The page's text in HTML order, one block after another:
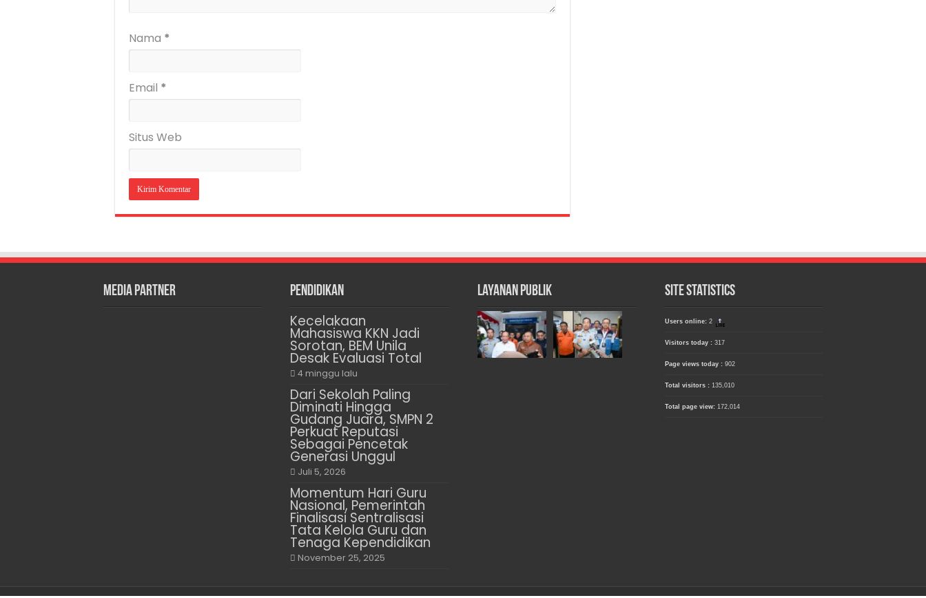
Nama *
Email *
Situs Web
Media Partner Pendidikan
Kecelakaan
Mahasiswa KKN Jadi
Sorotan, BEM Unila
Desak Evaluasi Total
4 minggu lalu
Dari Sekolah Paling
Diminati Hingga
Gudang Juara, SMPN 2
Perkuat Reputasi
Sebagai Pencetak
Generasi Unggul
Juli 5, 2026
Momentum Hari Guru
Nasional, Pemerintah
Finalisasi Sentralisasi
Tata Kelola Guru dan
Tenaga Kependidikan
November 25, 2025
Layanan Publik Site Statistics
Users online: 2
Visitors today : 317
Page views today : 902
Total visitors : 135,010
Total page view: 172,014